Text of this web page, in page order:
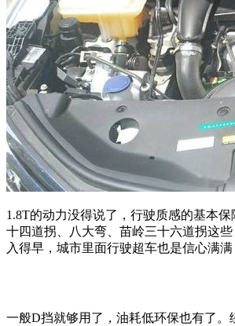
1.8T的动力没得说了，行驶质感的基本
十四道拐、八大弯、苗岭三十六道拐这
入得早，城市里面行驶超车也是信心满满
一般D挡就够用了，油耗低环保也有了。